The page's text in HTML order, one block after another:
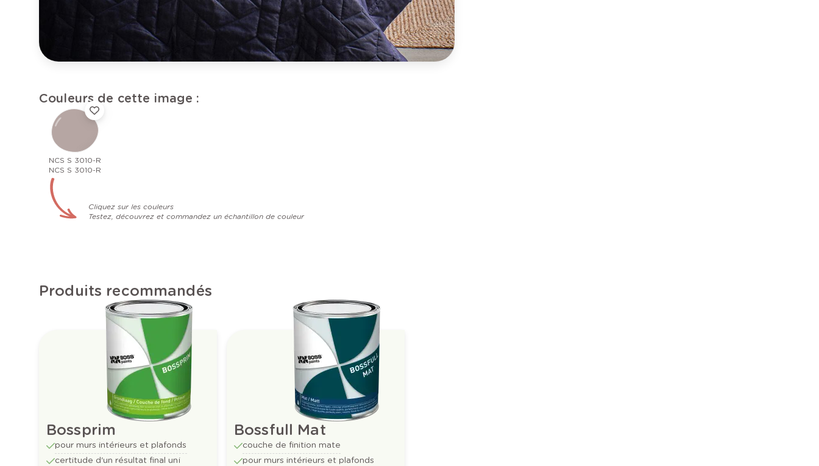
Couleurs de cette image :
NCS S 3010-R
NCS S 3010-R
Cliquez sur les couleurs
Testez, découvrez et commandez un échantillon de couleur
Produits recommandés
Bossprim
pour murs intérieurs et plafonds
certitude d'un résultat final uni
Bossfull Mat
couche de finition mate
pour murs intérieurs et plafonds